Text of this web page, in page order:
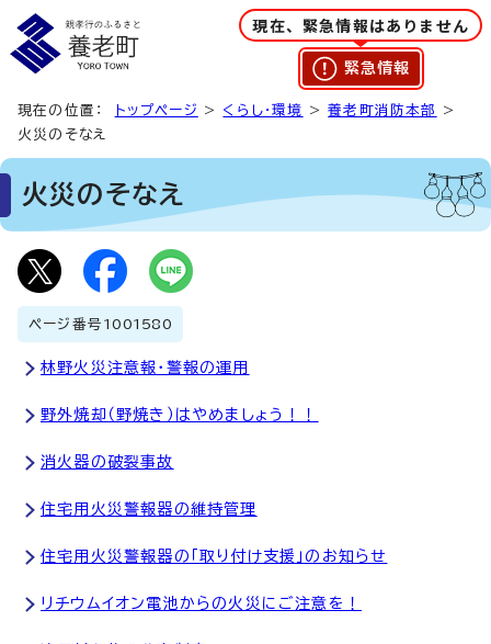
現在、緊急情報はありません
緊急情報
現在の位置： トップページ > くらし・環境 >養老町消防本部
>
火災のそなえ
火災のそなえ
ページ番号 1001580
林野火災注意報・警報の運用
野外焼却（野焼き）はやめましょう！！
消火器の破裂事故
住宅用火災警報器の維持管理
住宅用火災警報器の「取り付け支援」のお知らせ
リチウムイオン電池からの火災にご注意を！